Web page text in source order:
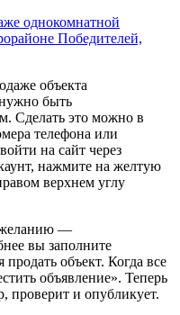
однокомнатной
Победителей,
объекта
быть
Сделать это можно в
телефона или
на сайт через
нажмите на желтую
верхнем углу
желанию —
вы заполните
объект. Когда все
объявление». Теперь
проверит и опубликует.